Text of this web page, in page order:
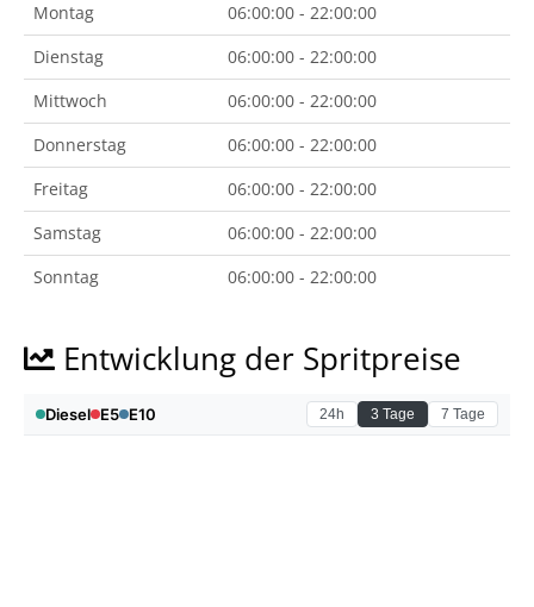
Montag
06:00:00 - 22:00:00
Dienstag
06:00:00 - 22:00:00
Mittwoch
06:00:00 - 22:00:00
Donnerstag
06:00:00 - 22:00:00
Freitag
06:00:00 - 22:00:00
Samstag
06:00:00 - 22:00:00
Sonntag
06:00:00 - 22:00:00
Entwicklung der Spritpreise